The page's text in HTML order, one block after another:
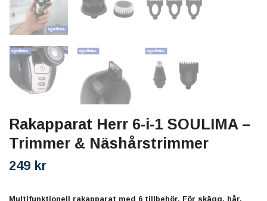
Rakapparat Herr 6-i-1 SOULIMA –
Trimmer & Näshårstrimmer
249 kr
Multifunktionell rakapparat med 6 tillbehör. För skägg, hår,